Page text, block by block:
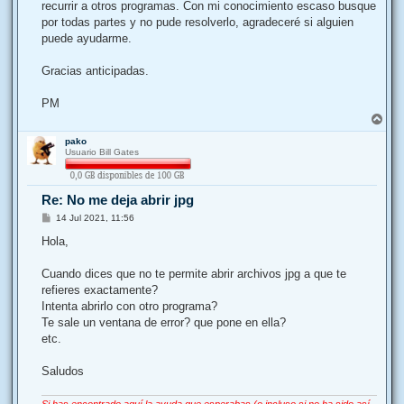
j
recurrir a otros programas. Con mi conocimiento escaso busque
por todas partes y no pude resolverlo, agradeceré si alguien
puede ayudarme.
Gracias anticipadas.
PM
r
pako
Usuario Bill Gates
Re: No me deja abrir jpg
M
n
14 Jul 2021, 11:56
Hola,
Cuando dices que no te permite abrir archivos jpg a que te
refieres exactamente?
Intenta abrirlo con otro programa?
Te sale un ventana de error? que pone en ella?
etc.
Saludos